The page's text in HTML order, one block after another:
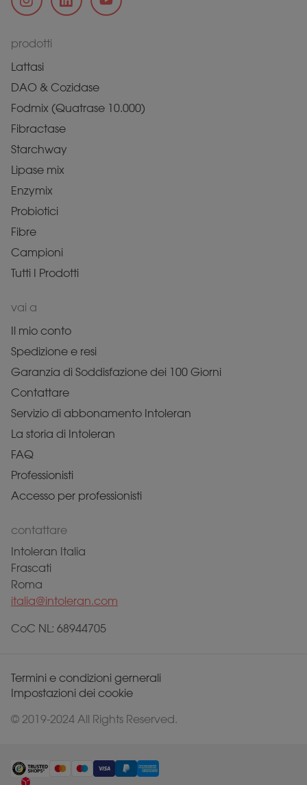
prodotti
Lattasi
DAO & Cozidase
Fodmix (Quatrase 10.000)
Fibractase
Starchway
Lipase mix
Enzymix
Probiotici
Fibre
Campioni
Tutti I Prodotti
vai a
Il mio conto
Spedizione e resi
Garanzia di Soddisfazione dei 100 Giorni
Contattare
Servizio di abbonamento Intoleran
La storia di Intoleran
FAQ
Professionisti
Accesso per professionisti
contattare
Intoleran Italia
Frascati
Roma
italia@intoleran.com
CoC NL: 68944705
© 2019-2024 All Rights Reserved.
Termini e condizioni gernerali
Impostazioni dei cookie